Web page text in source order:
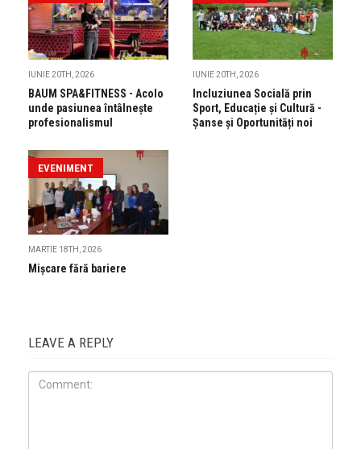
IUNIE 20TH, 2026
BAUM SPA&FITNESS - Acolo
unde pasiunea întâlnește
profesionalismul
IUNIE 20TH, 2026
Incluziunea Socială prin
Sport, Educație și Cultură -
Șanse și Oportunități noi
EVENIMENT
MARTIE 18TH, 2026
Mișcare fără bariere
LEAVE A REPLY